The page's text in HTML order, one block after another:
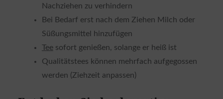
Nachziehen zu verhindern
Bei Bedarf erst nach dem Ziehen Milch oder
Süßungsmittel hinzufügen
Teesofort genießen, solange er heiß ist
Qualitätstees können mehrfach aufgegossen
werden (Ziehzeit anpassen)